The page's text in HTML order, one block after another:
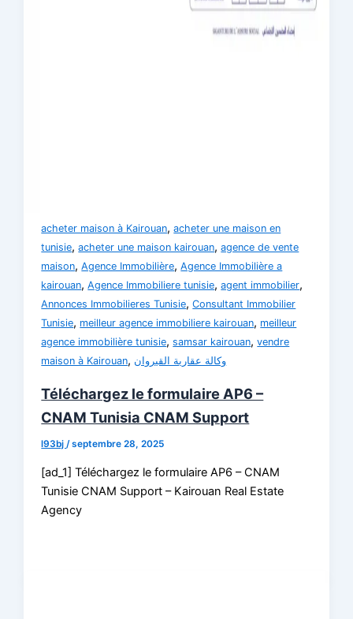
acheter maison à Kairouan,acheter une maison en
tunisie,acheter une maison kairouan,agence de vente
maison,Agence Immobilière,Agence Immobilière a
kairouan,Agence Immobiliere tunisie,agent immobilier,
Annonces Immobilieres Tunisie,Consultant Immobilier
Tunisie, meilleur agence immobiliere kairouan, meilleur
agence immobilière tunisie,samsar kairouan,vendre
maison à Kairouan, وكالة عقارية القيروان
Téléchargez le formulaire AP6 –
CNAM Tunisia CNAM Support
l93bj/septembre 28, 2025
[ad_1] Téléchargez le formulaire AP6 – CNAM
Tunisie CNAM Support – Kairouan Real Estate
Agency